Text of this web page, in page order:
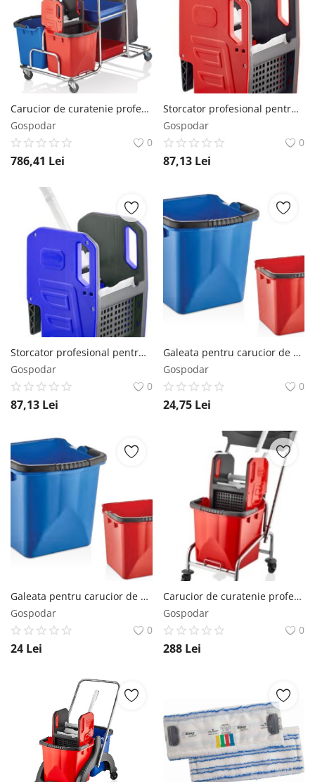
Carucior de curatenie profesional cromat MAX AQAS
Gospodar
0
786,41 Lei
Storcator profesional pentru carucior curatenie culoare rosie
Gospodar
0
87,13 Lei
Storcator profesional pentru carucior curatenie culoare albastra AQAS
Gospodar
0
87,13 Lei
Galeata pentru carucior de curatenie profesional culoare rosie 25L
Gospodar
0
24,75 Lei
Galeata pentru carucior de curatenie profesional culoare albastra 25L
Gospodar
0
24 Lei
Carucior de curatenie profesional Cromat Single Bucket AQAS
Gospodar
0
288 Lei